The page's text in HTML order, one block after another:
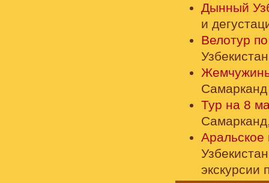
Дынный
и
Велотур
Самарканд
Тур на 8
Аральское
экскурсии